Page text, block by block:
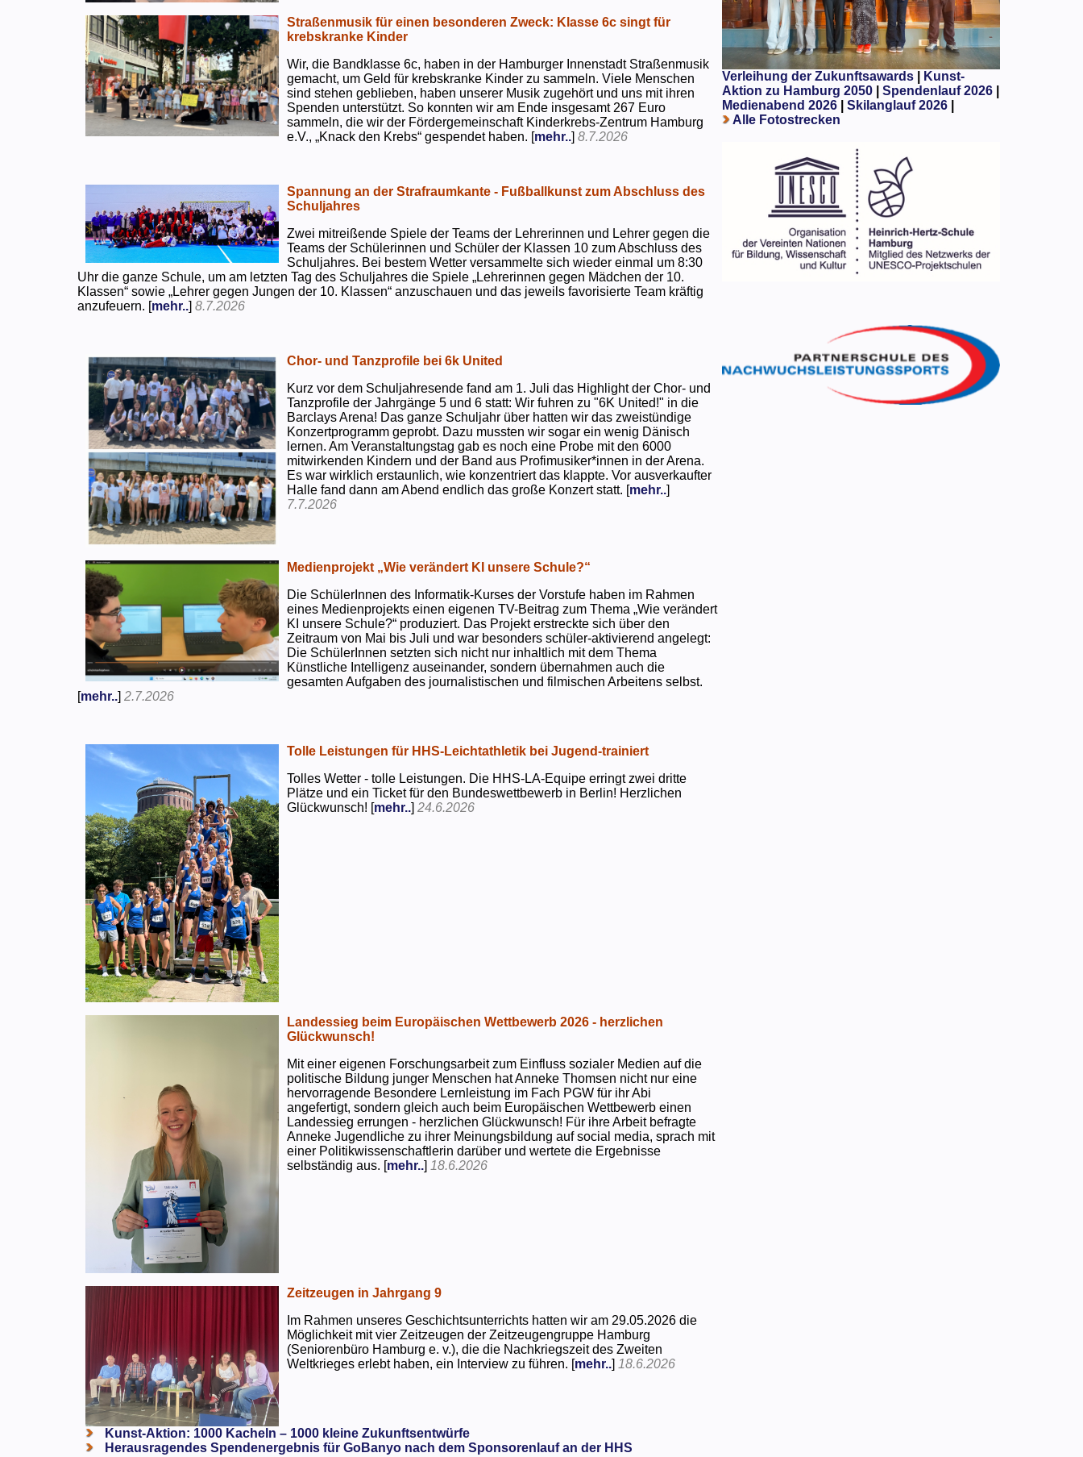
Straßenmusik für einen besonderen Zweck: Klasse 6c singt für
krebskranke Kinder
Wir, die Bandklasse 6c, haben in der Hamburger Innenstadt Straßenmusik
gemacht, um Geld für krebskranke Kinder zu sammeln. Viele Menschen
sind stehen geblieben, haben unserer Musik zugehört und uns mit ihren
Spenden unterstützt. So konnten wir am Ende insgesamt 267 Euro
sammeln, die wir der Fördergemeinschaft Kinderkrebs-Zentrum Hamburg
e.V., „Knack den Krebs“ gespendet haben. [mehr..]8.7.2026
Spannung an der Strafraumkante - Fußballkunst zum Abschluss des
Schuljahres
Zwei mitreißende Spiele der Teams der Lehrerinnen und Lehrer gegen die
Teams der Schülerinnen und Schüler der Klassen 10 zum Abschluss des
Schuljahres. Bei bestem Wetter versammelte sich wieder einmal um 8:30
Uhr die ganze Schule, um am letzten Tag des Schuljahres die Spiele „Lehrerinnen gegen Mädchen der 10.
Klassen“ sowie „Lehrer gegen Jungen der 10. Klassen“ anzuschauen und das jeweils favorisierte Team kräftig
anzufeuern. [mehr..]8.7.2026
Chor- und Tanzprofile bei 6k United
Kurz vor dem Schuljahresende fand am 1. Juli das Highlight der Chor- und
Tanzprofile der Jahrgänge 5 und 6 statt: Wir fuhren zu "6K United!" in die
Barclays Arena! Das ganze Schuljahr über hatten wir das zweistündige
Konzertprogramm geprobt. Dazu mussten wir sogar ein wenig Dänisch
lernen. Am Veranstaltungstag gab es noch eine Probe mit den 6000
mitwirkenden Kindern und der Band aus Profimusiker*innen in der Arena.
Es war wirklich erstaunlich, wie konzentriert das klappte. Vor ausverkaufter
Halle fand dann am Abend endlich das große Konzert statt. [mehr..]
7.7.2026
Medienprojekt „Wie verändert KI unsere Schule?“
Die SchülerInnen des Informatik-Kurses der Vorstufe haben im Rahmen
eines Medienprojekts einen eigenen TV-Beitrag zum Thema „Wie verändert
KI unsere Schule?“ produziert. Das Projekt erstreckte sich über den
Zeitraum von Mai bis Juli und war besonders schüler-aktivierend angelegt:
Die SchülerInnen setzten sich nicht nur inhaltlich mit dem Thema
Künstliche Intelligenz auseinander, sondern übernahmen auch die
gesamten Aufgaben des journalistischen und filmischen Arbeitens selbst.
[mehr..]2.7.2026
Tolle Leistungen für HHS-Leichtathletik bei Jugend-trainiert
Tolles Wetter - tolle Leistungen. Die HHS-LA-Equipe erringt zwei dritte
Plätze und ein Ticket für den Bundeswettbewerb in Berlin! Herzlichen
Glückwunsch! [mehr..]24.6.2026
Landessieg beim Europäischen Wettbewerb 2026 - herzlichen
Glückwunsch!
Mit einer eigenen Forschungsarbeit zum Einfluss sozialer Medien auf die
politische Bildung junger Menschen hat Anneke Thomsen nicht nur eine
hervorragende Besondere Lernleistung im Fach PGW für ihr Abi
angefertigt, sondern gleich auch beim Europäischen Wettbewerb einen
Landessieg errungen - herzlichen Glückwunsch! Für ihre Arbeit befragte
Anneke Jugendliche zu ihrer Meinungsbildung auf social media, sprach mit
einer Politikwissenschaftlerin darüber und wertete die Ergebnisse
selbständig aus. [mehr..] 18.6.2026
Zeitzeugen in Jahrgang 9
Im Rahmen unseres Geschichtsunterrichts hatten wir am 29.05.2026 die
Möglichkeit mit vier Zeitzeugen der Zeitzeugengruppe Hamburg
(Seniorenbüro Hamburg e. v.), die die Nachkriegszeit des Zweiten
Weltkrieges erlebt haben, ein Interview zu führen. [mehr..] 18.6.2026
Kunst-Aktion: 1000 Kacheln – 1000 kleine Zukunftsentwürfe
Herausragendes Spendenergebnis für GoBanyo nach dem Sponsorenlauf an der HHS
Verleihung der Zukunftsawards|
Kunst-
Aktion zu Hamburg 2050
Spendenlauf 2026|
Medienabend 2026| Skilanglauf 2026|
Alle Fotostrecken